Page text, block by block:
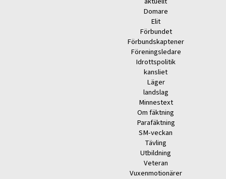
Domare
Elit
Förbundet
Förbundskaptener
Föreningsledare
Idrottspolitik
kansliet
Läger
landslag
Minnestext
Om fäktning
Parafäktning
SM-veckan
Tävling
Utbildning
Veteran
Vuxenmotionärer